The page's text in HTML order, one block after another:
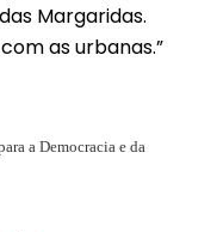
Margaridas.
as urbanas.”
a Democracia e da